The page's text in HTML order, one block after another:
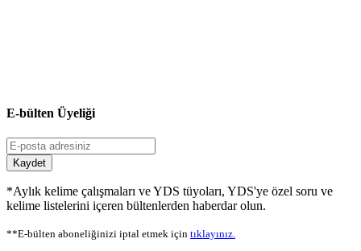
E-bülten Üyeliği
Kaydet
*Aylık kelime çalışmaları ve YDS tüyoları, YDS'ye özel soru ve
kelime listelerini içeren bültenlerden haberdar olun.
**E-bülten aboneliğinizi iptal etmek için tıklayınız.